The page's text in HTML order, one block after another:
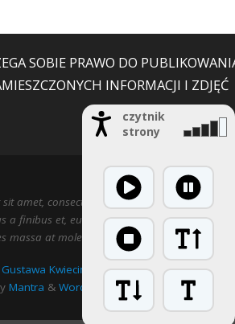
SOBIE PRAWO DO
INFORMACJI I ZDJĘĆ
amet, consectetur adipiscing elit. Nulla
a finibus et, euismod nec arcu. Praesent
massa at molestie facilisis.
Kwiecińskiego w Osinach| Powered
Mantra & WordPress.
czytnik
strony